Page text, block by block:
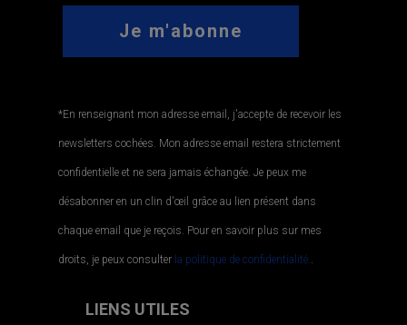
*En renseignant mon adresse email, j'accepte de recevoir les
newsletters cochées. Mon adresse email restera strictement
confidentielle et ne sera jamais échangée. Je peux me
désabonner en un clin d'œil grâce au lien présent dans
chaque email que je reçois. Pour en savoir plus sur mes
droits, je peux consulter la politique de confidentialité..
LIENS UTILES